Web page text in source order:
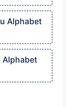
Alphabet
Alphabet